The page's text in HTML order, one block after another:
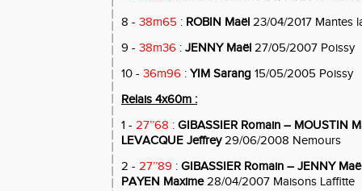
8 - 38m65 : ROBIN Maël 23/04/2017 Mantes
9 - 38m36 : JENNY Maël 27/05/2007 Poissy
10 - 36m96 : YIM Sarang 15/05/2005 Poissy
Relais 4x60m :
1 - 27’’68 : GIBASSIER Romain – MOUSTIN
LEVACQUE Jeffrey29/06/2008 Nemours
2 - 27’’89 : GIBASSIER Romain – JENNY
PAYEN Maxime28/04/2007 Maisons Laffitte